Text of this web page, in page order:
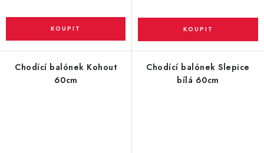
Chodící balónek Kohout
60cm
Chodící balónek Slepice
bílá 60cm